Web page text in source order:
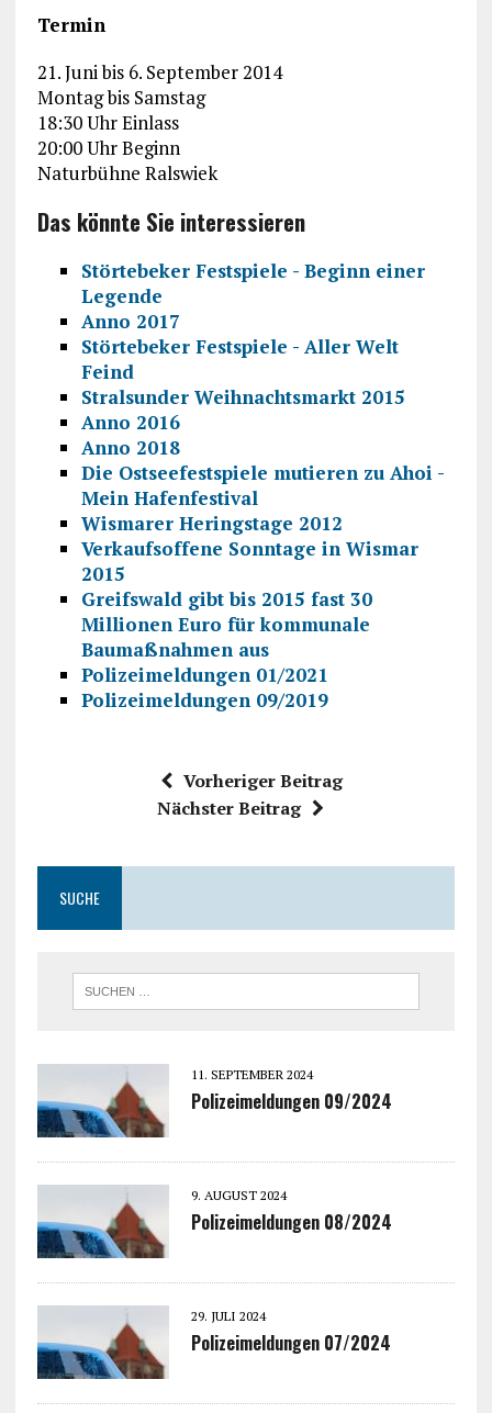
Termin
21. Juni bis 6. September 2014
Montag bis Samstag
18:30 Uhr Einlass
20:00 Uhr Beginn
Naturbühne Ralswiek
Das könnte Sie interessieren
Störtebeker Festspiele - Beginn einer
Legende
Anno 2017
Störtebeker Festspiele - Aller Welt
Feind
Stralsunder Weihnachtsmarkt 2015
Anno 2016
Anno 2018
Die Ostseefestspiele mutieren zu Ahoi -
Mein Hafenfestival
Wismarer Heringstage 2012
Verkaufsoffene Sonntage in Wismar
2015
Greifswald gibt bis 2015 fast 30
Millionen Euro für kommunale
Baumaßnahmen aus
Polizeimeldungen 01/2021
Polizeimeldungen 09/2019
Vorheriger Beitrag
Nächster Beitrag
SUCHE
11. SEPTEMBER 2024
Polizeimeldungen 09/2024
9. AUGUST 2024
Polizeimeldungen 08/2024
29. JULI 2024
Polizeimeldungen 07/2024